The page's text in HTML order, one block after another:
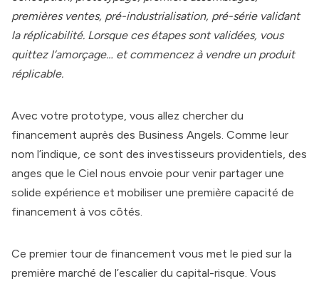
premières ventes, pré-industrialisation, pré-série validant
la réplicabilité. Lorsque ces étapes sont validées, vous
quittez l’amorçage… et commencez à vendre un produit
réplicable.
Avec votre prototype, vous allez chercher du
financement auprès des Business Angels. Comme leur
nom l’indique, ce sont des investisseurs providentiels, des
anges que le Ciel nous envoie pour venir partager une
solide expérience et mobiliser une première capacité de
financement à vos côtés.
Ce premier tour de financement vous met le pied sur la
première marché de l’escalier du capital-risque. Vous